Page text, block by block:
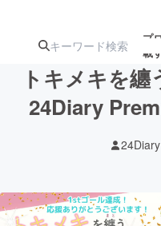
プ
載
注目の
ジェクト
アート・写真
トキメキを
24Diary
24Diary